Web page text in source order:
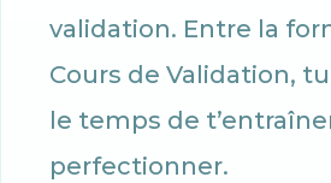
validation. Entre la
Cours de Validation,
le temps de
perfectionner.